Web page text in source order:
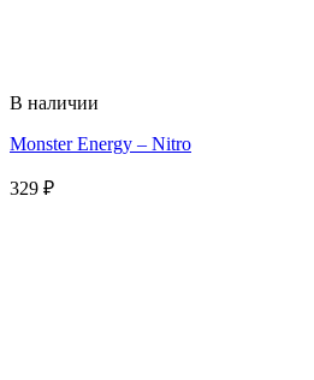
В наличии
Monster Energy – Nitro
329 ₽